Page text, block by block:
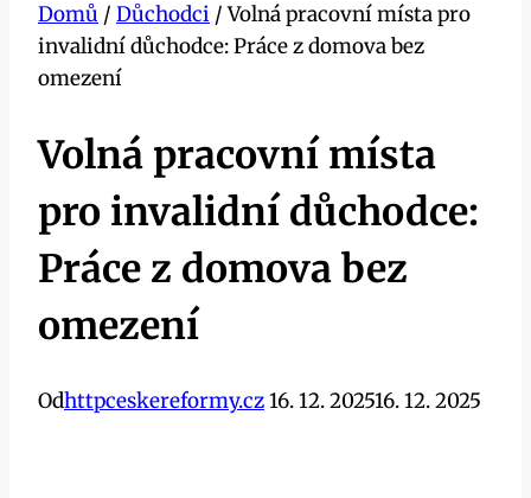
Domů / Důchodci / Volná pracovní místa pro
invalidní důchodce: Práce z domova bez
omezení
Volná pracovní místa
pro invalidní důchodce:
Práce z domova bez
omezení
Odhttpceskereformy.cz16. 12. 202516. 12. 2025